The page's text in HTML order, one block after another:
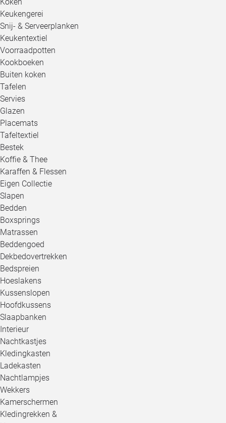
Keukengerei
Snij- & Serveerplanken
Keukentextiel
Voorraadpotten
Kookboeken
Buiten koken
Tafelen
Servies
Glazen
Placemats
Tafeltextiel
Bestek
Koffie & Thee
Karaffen & Flessen
Eigen Collectie
Slapen
Bedden
Boxsprings
Matrassen
Beddengoed
Dekbedovertrekken
Bedspreien
Hoeslakens
Kussenslopen
Hoofdkussens
Slaapbanken
Interieur
Nachtkastjes
Kledingkasten
Ladekasten
Nachtlampjes
Wekkers
Kamerschermen
Kledingrekken &